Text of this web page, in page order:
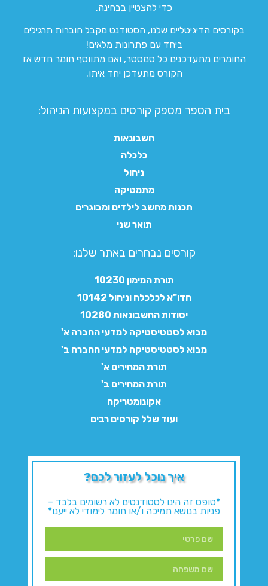
כדי להצטיין בבחינה.
בקורסים הדיגיטליים שלנו, הסטודנט מקבל חוברות תרגילים
ביחד עם פתרונות מלאים!
החומרים מתעדכנים כל סמסטר, ואם מתווסף חומר חדש אז
הקורס מתעדכן יחד איתו.
בית הספר מספק קורסים במקצועות הניהול:
חשבונאות
כלכלה
ניהול
מתמטיקה
תכנות מחשב לילדים ומבוגרים
תואר שני
קורסים נבחרים באתר שלנו:​
תורת המימון 10230
חדו"א לכלכלה וניהול 10142
יסודות החשבונאות 10280
מבוא לסטטיסטיקה למדעי החברה א'
מבוא לסטטיסטיקה למדעי החברה ב'
תורת המחירים א'
תורת המחירים ב'
אקונומטריקה
ועוד שלל קורסים רבים
איך נוכל לעזור לכם?
*טופס זה הינו לסטודנטים לא רשומים בלבד –
פניות בנושא תמיכה ו/או חומר לימודי לא ייענו*